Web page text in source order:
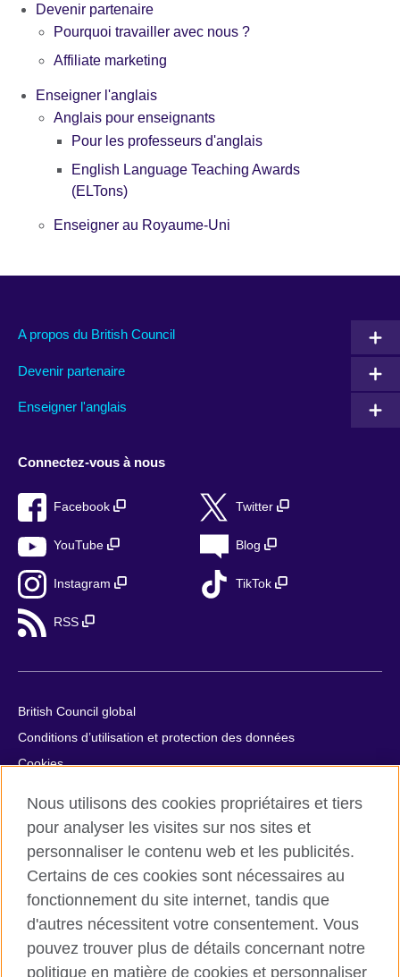
Devenir partenaire
Pourquoi travailler avec nous ?
Affiliate marketing
Enseigner l'anglais
Anglais pour enseignants
Pour les professeurs d'anglais
English Language Teaching Awards
(ELTons)
Enseigner au Royaume-Uni
A propos du British Council
Devenir partenaire
Enseigner l'anglais
Connectez-vous à nous
Facebook Twitter
YouTube Blog
Instagram TikTok
RSS
British Council global
Conditions d’utilisation et protection des données
Cookies
British Council in France société par actions simplifiée
unipersonnelle est une filiale du British Council, l’agence
internationale britannique dédiée aux domaines de l’éducation
et des relations culturelles. British Council in France société par
actions simplifiée unipersonnelle est une société inscrite en
Nous utilisons des cookies propriétaires et tiers
pour analyser les visites sur nos sites et
personnaliser le contenu web et les publicités.
Certains de ces cookies sont nécessaires au
fonctionnement du site internet, tandis que
d'autres nécessitent votre consentement. Vous
pouvez trouver plus de détails concernant notre
politique en matière de cookies et personnaliser